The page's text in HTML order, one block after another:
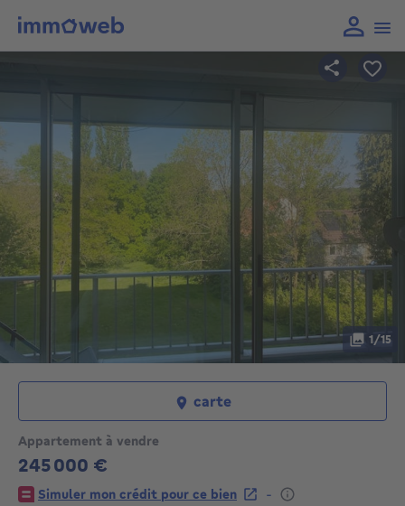
Appartement à vendre
245 000 €
245000€
Simuler mon crédit pour ce bien
-
1/15
carte